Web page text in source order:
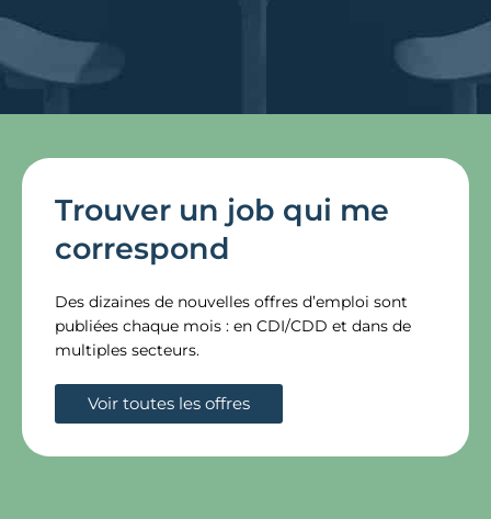
Trouver un job qui me
correspond
Des dizaines de nouvelles offres d’emploi sont
publiées chaque mois : en CDI/CDD et dans de
multiples secteurs.
Voir toutes les offres